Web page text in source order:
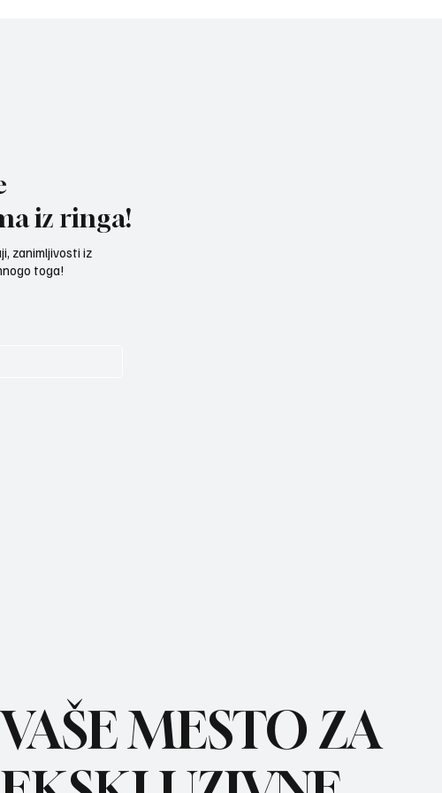
iz ringa!
zanimljivosti iz
toga!
REC
VAŠE MESTO ZA